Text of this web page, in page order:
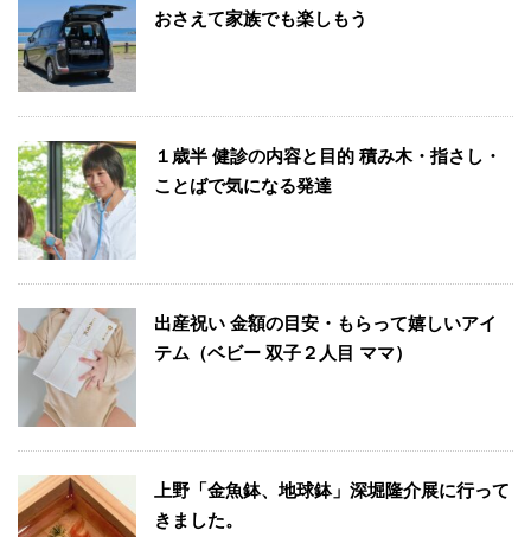
おさえて家族でも楽しもう
１歳半 健診の内容と目的 積み木・指さし・
ことばで気になる発達
出産祝い 金額の目安・もらって嬉しいアイ
テム（ベビー 双子２人目 ママ）
上野「金魚鉢、地球鉢」深堀隆介展に行って
きました。